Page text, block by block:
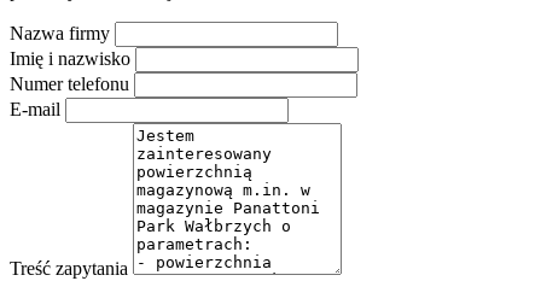
Nazwa firmy
Imię i nazwisko
Numer telefonu
E-mail
Treść zapytania